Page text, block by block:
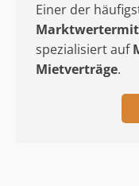
Einer der
spezialisiert auf
Mietverträge.